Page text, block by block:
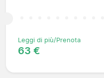
Leggi di più/Prenota
63 €